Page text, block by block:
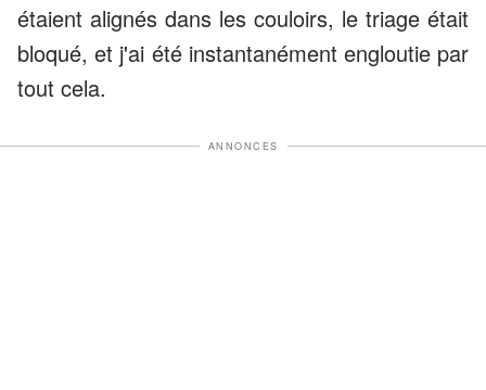
étaient alignés dans les couloirs, le triage était
bloqué, et j'ai été instantanément engloutie par
tout cela.
ANNONCES